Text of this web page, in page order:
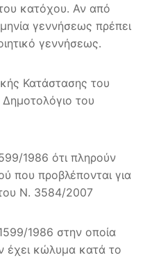
κατόχου. Αν από
γεννήσεως πρέπει
γεννήσεως.
Κατάστασης του
του
1986 ότι πληρούν
που προβλέπονται για
Ν. 3584/2007
1986 στην οποία
έχει κώλυμα κατά το